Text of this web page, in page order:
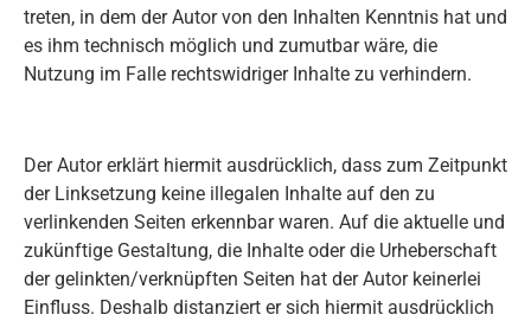
treten, in dem der Autor von den Inhalten Kenntnis hat und
es ihm technisch möglich und zumutbar wäre, die
Nutzung im Falle rechtswidriger Inhalte zu verhindern.
Der Autor erklärt hiermit ausdrücklich, dass zum Zeitpunkt
der Linksetzung keine illegalen Inhalte auf den zu
verlinkenden Seiten erkennbar waren. Auf die aktuelle und
zukünftige Gestaltung, die Inhalte oder die Urheberschaft
der gelinkten/verknüpften Seiten hat der Autor keinerlei
Einfluss. Deshalb distanziert er sich hiermit ausdrücklich